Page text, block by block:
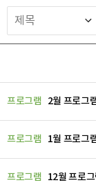
프로그램 2월 프로그
프로그램 1월 프로그
프로그램 12월 프로